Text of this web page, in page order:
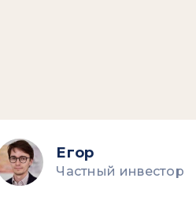
Егор
Частный инвестор